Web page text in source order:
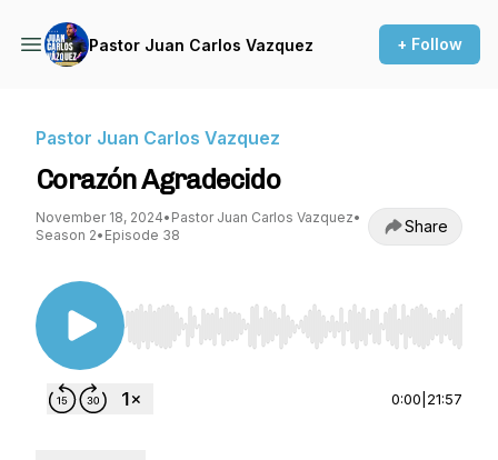
Pastor Juan Carlos Vazquez + Follow
Pastor Juan Carlos Vazquez
Corazón Agradecido
November 18, 2024• Pastor Juan Carlos Vazquez•
Season 2• Episode 38 Share
Use Left/Right to seek, Home/End to jump to
0:00 21:57